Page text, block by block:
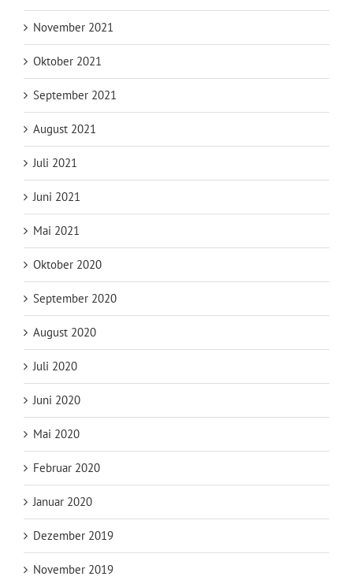
November 2021
Oktober 2021
September 2021
August 2021
Juli 2021
Juni 2021
Mai 2021
Oktober 2020
September 2020
August 2020
Juli 2020
Juni 2020
Mai 2020
Februar 2020
Januar 2020
Dezember 2019
November 2019